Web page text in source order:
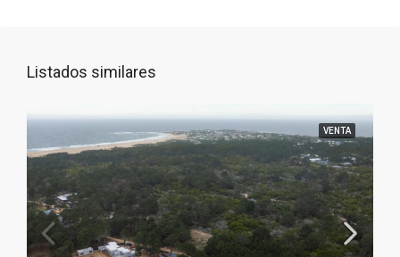
Listados similares
VENTA